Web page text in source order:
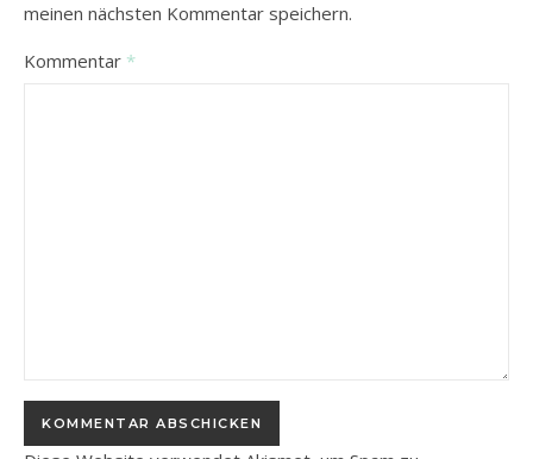
meinen nächsten Kommentar speichern.
Kommentar *